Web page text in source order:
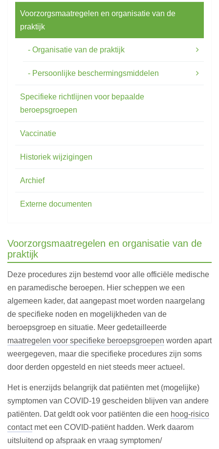
Voorzorgsmaatregelen en organisatie van de
praktijk
Organisatie van de praktijk
Persoonlijke beschermingsmiddelen
Specifieke richtlijnen voor bepaalde
beroepsgroepen
Vaccinatie
Historiek wijzigingen
Archief
Externe documenten
Voorzorgsmaatregelen en organisatie van de
praktijk
Deze procedures zijn bestemd voor alle officiële medische
en paramedische beroepen. Hier scheppen we een
algemeen kader, dat aangepast moet worden naargelang
de specifieke noden en mogelijkheden van de
beroepsgroep en situatie. Meer gedetailleerde
maatregelen voor specifieke beroepsgroepen worden apart
weergegeven, maar die specifieke procedures zijn soms
door derden opgesteld en niet steeds meer actueel.
Het is enerzijds belangrijk dat patiënten met (mogelijke)
symptomen van COVID-19 gescheiden blijven van andere
patiënten. Dat geldt ook voor patiënten die een hoog-risico
contactmet een COVID-patiënt hadden. Werk daarom
uitsluitend op afspraak en vraag symptomen/